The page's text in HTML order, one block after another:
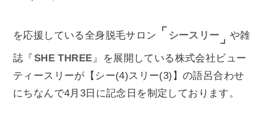
を応援している全身脱毛サロン シースリー や雑
誌『 SHE THREE』を展開している株式会社ビュー
ティースリーが【シー(4)スリー(3)】の語呂合わせ
にちなんで4月3日に記念日を制定しております。